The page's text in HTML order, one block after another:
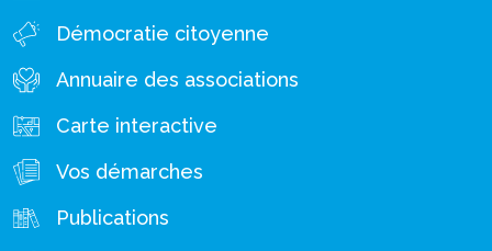
Démocratie citoyenne
Annuaire des associations
Carte interactive
Vos démarches
Publications